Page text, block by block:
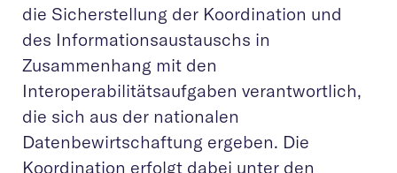
die Sicherstellung der Koordination und
des Informationsaustauschs in
Zusammenhang mit den
Interoperabilitätsaufgaben verantwortlich,
die sich aus der nationalen
Datenbewirtschaftung ergeben. Die
Koordination erfolgt dabei unter den